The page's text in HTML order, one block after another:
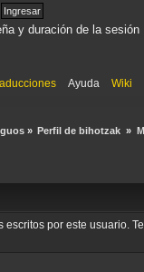
y duración de la sesión
Ayuda Wiki
» Perfil de bihotzak »
escritos por este usuario.